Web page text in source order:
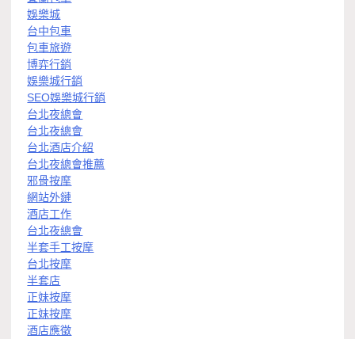
娛樂城
台中包車
包車旅遊
博弈行銷
娛樂城行銷
SEO娛樂城行銷
台北夜總會
台北夜總會
台北酒店介紹
台北夜總會推薦
邪骨按摩
網站外鏈
酒店工作
台北夜總會
半套手工按摩
台北按摩
半套店
正妹按摩
正妹按摩
酒店應徵